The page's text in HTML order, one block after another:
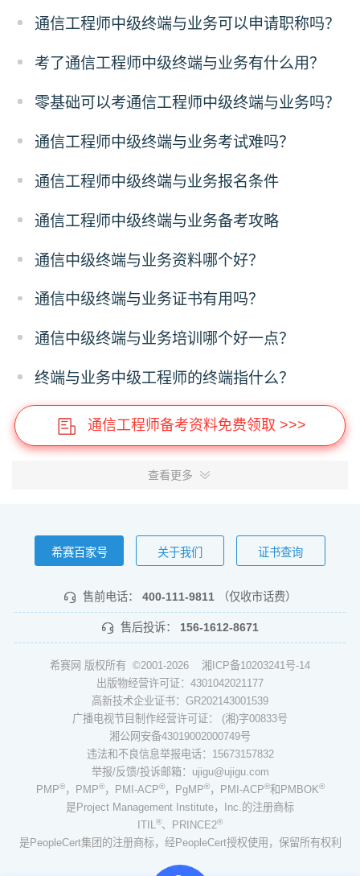
通信工程师中级终端与业务可以申请职称吗？
考了通信工程师中级终端与业务有什么用？
零基础可以考通信工程师中级终端与业务吗？
通信工程师中级终端与业务考试难吗？
通信工程师中级终端与业务报名条件
通信工程师中级终端与业务备考攻略
通信中级终端与业务资料哪个好？
通信中级终端与业务证书有用吗？
通信中级终端与业务培训哪个好一点？
终端与业务中级工程师的终端指什么？
通信工程师备考资料免费领取 >>>
查看更多
希赛百家号 关于我们 证书查询
售前电话： 400-111-9811 （仅收市话费）
售后投诉： 156-1612-8671
希赛网 版权所有 ©2001-2026 湘ICP备10203241号-14
出版物经营许可证：4301042021177
高新技术企业证书：GR202143001539
广播电视节目制作经营许可证： (湘)字00833号
湘公网安备43019002000749号
违法和不良信息举报电话：15673157832
举报/反馈/投诉邮箱：ujigu@ujigu.com
PMP®，PMP®，PMI-ACP®，PgMP®，PMI-ACP®和PMBOK®
是Project Management Institute，Inc.的注册商标
ITIL®、PRINCE2®
是PeopleCert集团的注册商标，经PeopleCert授权使用，保留所有权利